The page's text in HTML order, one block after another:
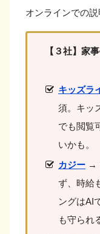
オンラインでの説
【３社】家
キッズラ
須。キッ
でも閲覧
いかも。
カジー →
ず、時給
ングはAI
も守られ